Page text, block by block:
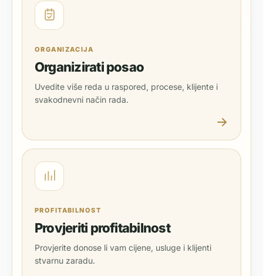
ORGANIZACIJA
Organizirati posao
Uvedite više reda u raspored, procese, klijente i
svakodnevni način rada.
PROFITABILNOST
Provjeriti profitabilnost
Provjerite donose li vam cijene, usluge i klijenti
stvarnu zaradu.